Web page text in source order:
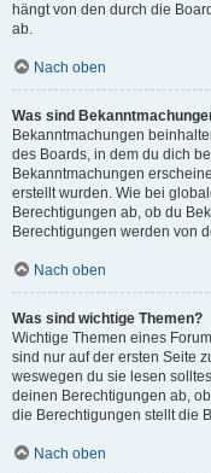
hängt von den durch die
ab.
Nach oben
Was sind
Bekanntmachungen
des Boards, in dem du dich
Bekanntmachungen
erstellt wurden. Wie bei
Berechtigungen ab, ob du
Berechtigungen werden von
Nach oben
Was sind wichtige Themen?
Wichtige Themen eines
sind nur auf der ersten Seite
weswegen du sie lesen
deinen Berechtigungen ab,
die Berechtigungen stellt die
Nach oben